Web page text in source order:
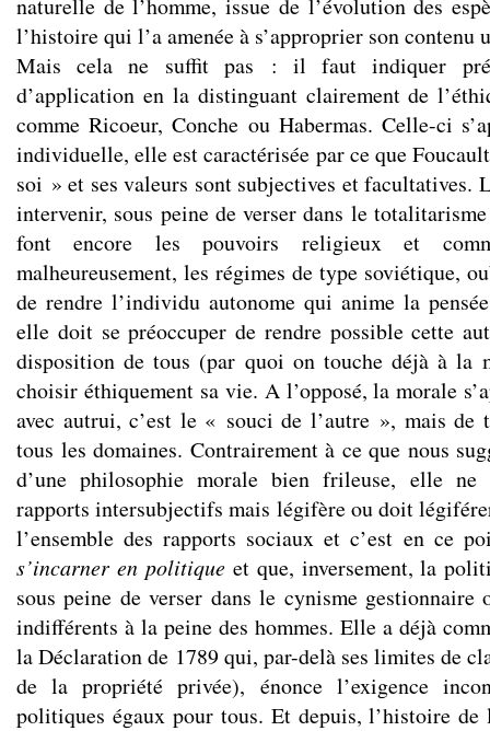
naturelle de l’homme, issue de l’évolution des
l’histoire qui l’a amenée à s’approprier son contenu
Mais cela ne suffit pas : il faut indiquer
d’application en la distinguant clairement de
comme Ricoeur, Conche ou Habermas. Celle-ci
individuelle, elle est caractérisée par ce que
soi » et ses valeurs sont subjectives et facultatives.
intervenir, sous peine de verser dans le
font encore les pouvoirs religieux et
malheureusement, les régimes de type soviétique,
de rendre l’individu autonome qui anime la
elle doit se préoccuper de rendre possible cette
disposition de tous (par quoi on touche déjà à la
choisir éthiquement sa vie. A l’opposé, la morale
avec autrui, c’est le « souci de l’autre », mais de
tous les domaines. Contrairement à ce que nous
d’une philosophie morale bien frileuse, elle ne
rapports intersubjectifs mais légifère ou doit
l’ensemble des rapports sociaux et c’est en ce
s’incarner en politiqueet que, inversement, la
sous peine de verser dans le cynisme
indifférents à la peine des hommes. Elle a déjà
la Déclaration de 1789 qui, par-delà ses limites de
de la propriété privée), énonce l’exigence
politiques égaux pour tous. Et depuis, l’histoire de